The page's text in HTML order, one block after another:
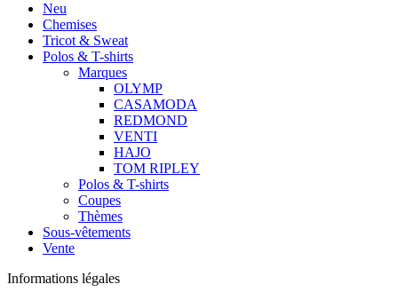
Neu
Chemises
Tricot & Sweat
Polos & T-shirts
Marques
OLYMP
CASAMODA
REDMOND
VENTI
HAJO
TOM RIPLEY
Polos & T-shirts
Coupes
Thèmes
Sous-vêtements
Vente
Informations légales